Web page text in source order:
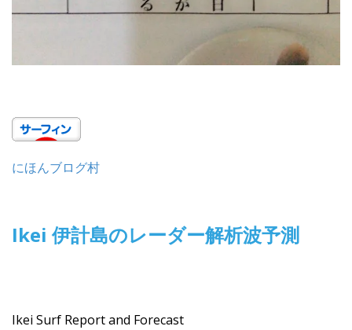
にほんブログ村
Ikei 伊計島のレーダー解析波予測
Ikei Surf Report and Forecast